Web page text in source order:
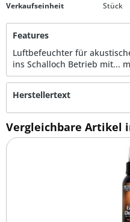
Verkaufseinheit Stück
Features
Luftbefeuchter für
ins Schalloch Betrieb mit...
Herstellertext
Vergleichbare Artikel